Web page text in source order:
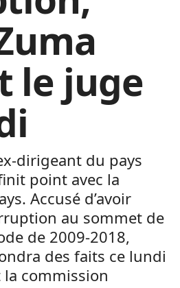
le juge
dirigeant du pays
point avec la
Accusé d’avoir
au sommet de
de 2009-2018,
des faits ce lundi
commission